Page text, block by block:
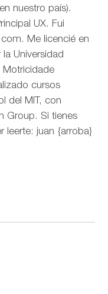
nuestro país).
UX. Fui
Me licencié en
Universidad
Motricidade
cursos
del MIT, con
Group. Si tienes
leerte: juan {arroba}